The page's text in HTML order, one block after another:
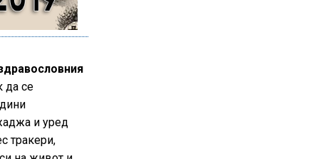
да се
и уред
тракери,